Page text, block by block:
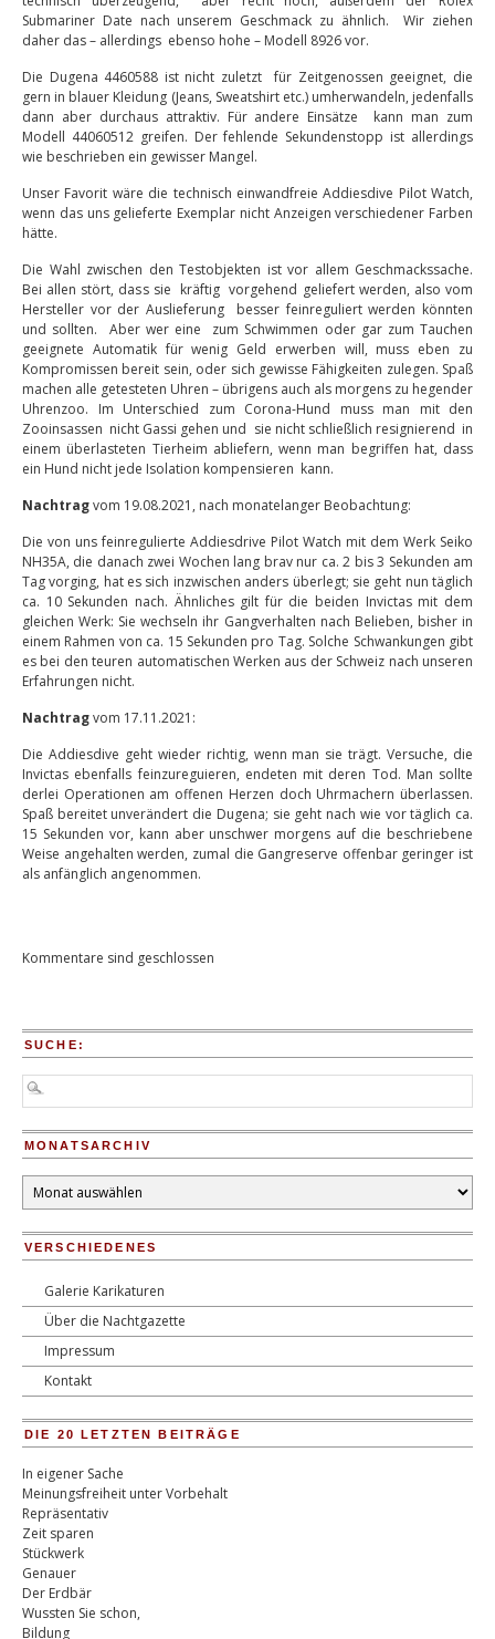
Submariner Date nach unserem Geschmack zu ähnlich. Wir ziehen
daher das – allerdings ebenso hohe – Modell 8926 vor.
Die Dugena 4460588 ist nicht zuletzt für Zeitgenossen geeignet, die
gern in blauer Kleidung (Jeans, Sweatshirt etc.) umherwandeln, jedenfalls
dann aber durchaus attraktiv. Für andere Einsätze kann man zum
Modell 44060512 greifen. Der fehlende Sekundenstopp ist allerdings
wie beschrieben ein gewisser Mangel.
Unser Favorit wäre die technisch einwandfreie Addiesdive Pilot Watch,
wenn das uns gelieferte Exemplar nicht Anzeigen verschiedener Farben
hätte.
Die Wahl zwischen den Testobjekten ist vor allem Geschmackssache.
Bei allen stört, dass sie kräftig vorgehend geliefert werden, also vom
Hersteller vor der Auslieferung besser feinreguliert werden könnten
und sollten. Aber wer eine zum Schwimmen oder gar zum Tauchen
geeignete Automatik für wenig Geld erwerben will, muss eben zu
Kompromissen bereit sein, oder sich gewisse Fähigkeiten zulegen. Spaß
machen alle getesteten Uhren – übrigens auch als morgens zu hegender
Uhrenzoo. Im Unterschied zum Corona-Hund muss man mit den
Zooinsassen nicht Gassi gehen und sie nicht schließlich resignierend in
einem überlasteten Tierheim abliefern, wenn man begriffen hat, dass
ein Hund nicht jede Isolation kompensieren kann.
Nachtragvom 19.08.2021, nach monatelanger Beobachtung:
Die von uns feinregulierte Addiesdrive Pilot Watch mit dem Werk Seiko
NH35A, die danach zwei Wochen lang brav nur ca. 2 bis 3 Sekunden am
Tag vorging, hat es sich inzwischen anders überlegt; sie geht nun täglich
ca. 10 Sekunden nach. Ähnliches gilt für die beiden Invictas mit dem
gleichen Werk: Sie wechseln ihr Gangverhalten nach Belieben, bisher in
einem Rahmen von ca. 15 Sekunden pro Tag. Solche Schwankungen gibt
es bei den teuren automatischen Werken aus der Schweiz nach unseren
Erfahrungen nicht.
Nachtragvom 17.11.2021:
Die Addiesdive geht wieder richtig, wenn man sie trägt. Versuche, die
Invictas ebenfalls feinzureguieren, endeten mit deren Tod. Man sollte
derlei Operationen am offenen Herzen doch Uhrmachern überlassen.
Spaß bereitet unverändert die Dugena; sie geht nach wie vor täglich ca.
15 Sekunden vor, kann aber unschwer morgens auf die beschriebene
Weise angehalten werden, zumal die Gangreserve offenbar geringer ist
als anfänglich angenommen.
Kommentare sind geschlossen
SUCHE:
MONATSARCHIV
Monatsarchiv
VERSCHIEDENES
Galerie Karikaturen
Über die Nachtgazette
Impressum
Kontakt
DIE 20 LETZTEN BEITRÄGE
In eigener Sache
Meinungsfreiheit unter Vorbehalt
Repräsentativ
Zeit sparen
Stückwerk
Genauer
Der Erdbär
Wussten Sie schon,
Bildung